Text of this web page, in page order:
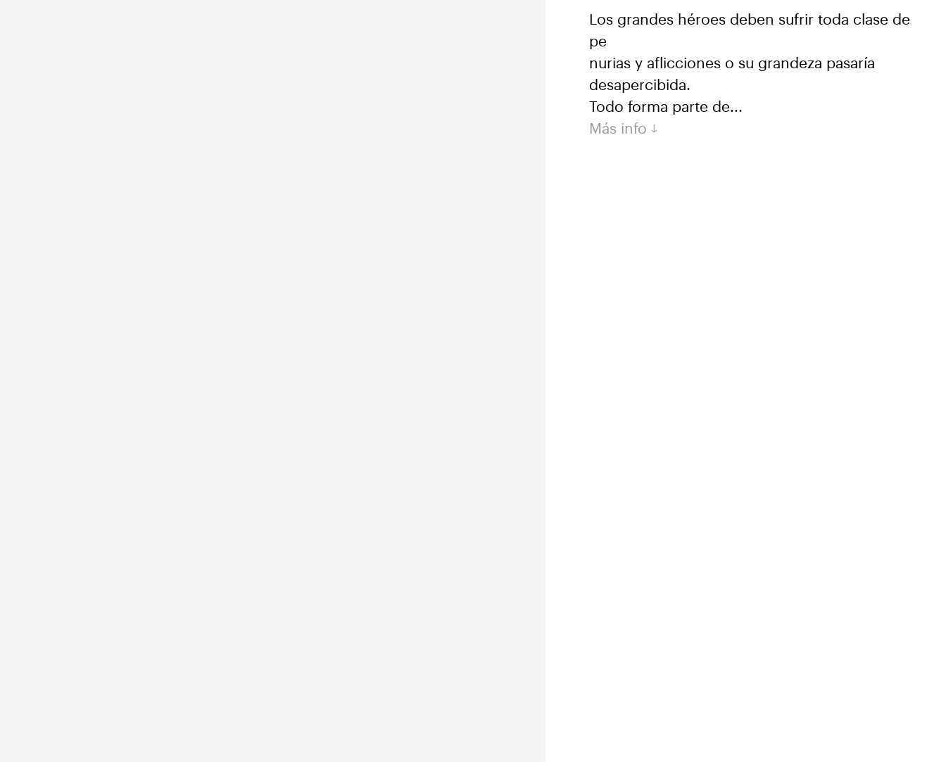
Los grandes héroes deben sufrir toda clase de
pe
nurias y aflicciones o su grandeza pasaría
desapercibida.
Todo forma parte de...
Más info